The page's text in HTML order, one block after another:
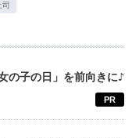
の子の日」を前向きに♪
PR